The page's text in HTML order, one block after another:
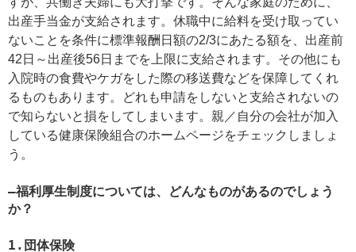
出産手当金が支給されます。休職中に給料を受け取ってい
ないことを条件に標準報酬日額の2/3にあたる額を、出産前
42日～出産後56日までを上限に支給されます。その他にも
入院時の食費やケガをした際の移送費などを保障してくれ
るものもあります。どれも申請をしないと支給されないの
で知らないと損をしてしまいます。親／自分の会社が加入
している健康保険組合のホームページをチェックしましょ
う。
―福利厚生制度については、どんなものがあるのでしょう
か？
1.団体保険